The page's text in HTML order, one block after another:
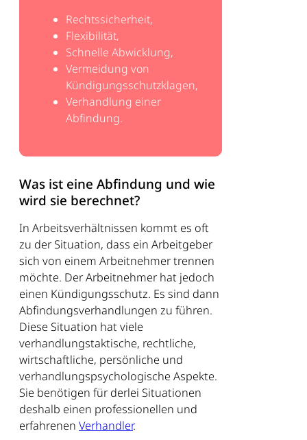
Rechtssicherheit,
Flexibilität,
Schnelle Abwicklung,
Vermeidung von
Kündigungsschutzklagen,
Verhandlung einer
Abfindung.
Was ist eine Abfindung und wie
wird sie berechnet?
In Arbeitsverhältnissen kommt es oft
zu der Situation, dass ein Arbeitgeber
sich von einem Arbeitnehmer trennen
möchte. Der Arbeitnehmer hat jedoch
einen Kündigungsschutz. Es sind dann
Abfindungsverhandlungen zu führen.
Diese Situation hat viele
verhandlungstaktische, rechtliche,
wirtschaftliche, persönliche und
verhandlungspsychologische Aspekte.
Sie benötigen für derlei Situationen
deshalb einen professionellen und
erfahrenen Verhandler.